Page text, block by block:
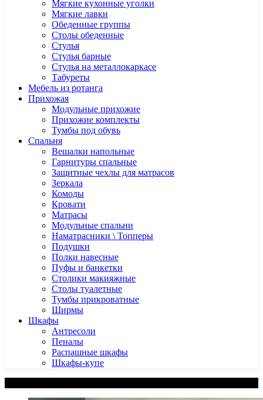
Мягкие кухонные уголки
Мягкие лавки
Обеденные группы
Столы обеденные
Стулья
Стулья барные
Стулья на металлокаркасе
Табуреты
Мебель из ротанга
Прихожая
Модульные прихожие
Прихожие комплекты
Тумбы под обувь
Спальня
Вешалки напольные
Гарнитуры спальные
Защитные чехлы для матрасов
Зеркала
Комоды
Кровати
Матрасы
Модульные спальни
Наматрасники \ Топперы
Подушки
Полки навесные
Пуфы и банкетки
Столики макияжные
Столы туалетные
Тумбы прикроватные
Ширмы
Шкафы
Антресоли
Пеналы
Распашные шкафы
Шкафы-купе